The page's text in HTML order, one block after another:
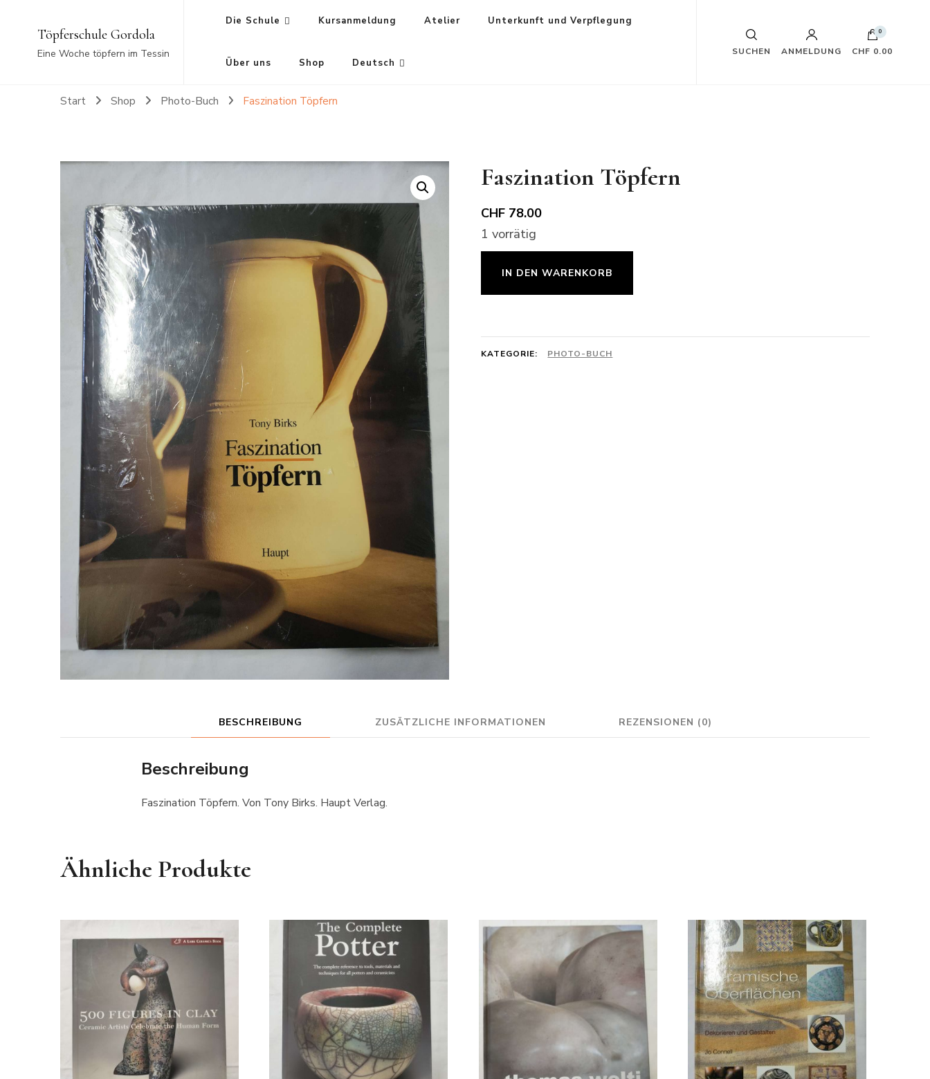
Töpferschule Gordola
Eine Woche töpfern im Tessin
Die Schule Kursanmeldung Atelier Unterkunft und Verpflegung
Über uns Shop Deutsch
SUCHEN ANMELDUNG
0
CHF 0.00
Start Shop Photo-Buch Faszination Töpfern
Faszination Töpfern
CHF 78.00
1 vorrätig
IN DEN WARENKORB
KATEGORIE: PHOTO-BUCH
BESCHREIBUNG ZUSÄTZLICHE INFORMATIONEN REZENSIONEN (0)
Beschreibung
Faszination Töpfern. Von Tony Birks. Haupt Verlag.
Ähnliche Produkte